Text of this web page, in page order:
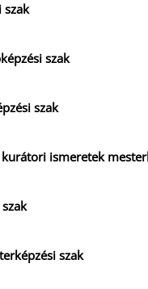
szak
szak
szak
ismeretek
szak